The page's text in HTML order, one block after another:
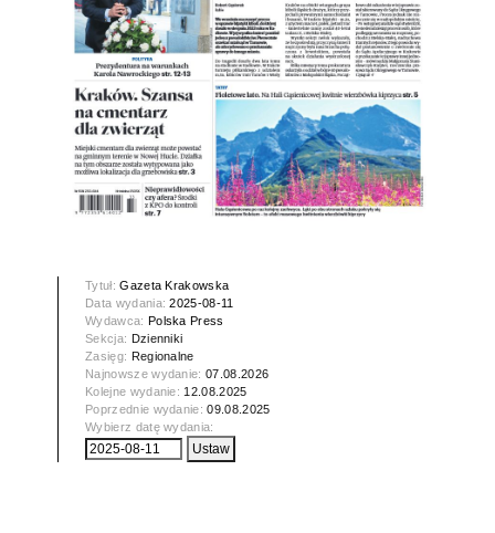
Tytuł:Gazeta Krakowska
Data wydania:2025-08-11
Wydawca: Polska Press
Sekcja: Dzienniki
Zasięg: Regionalne
Najnowsze wydanie:07.08.2026
Kolejne wydanie: 12.08.2025
Poprzednie wydanie:09.08.2025
Wybierz datę wydania: